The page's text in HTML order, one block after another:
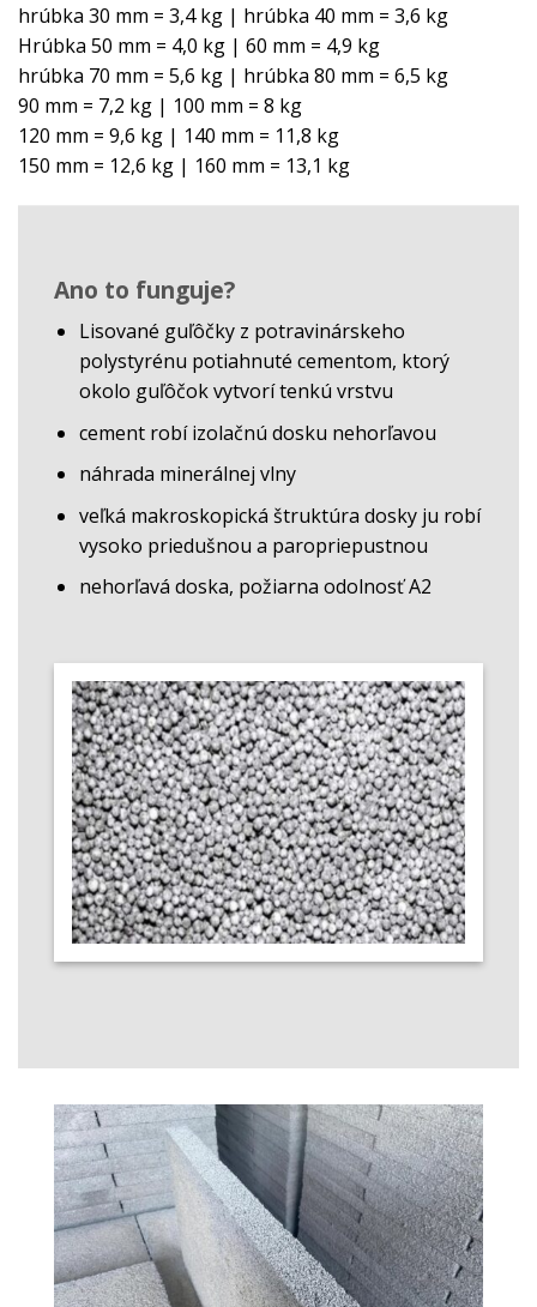
hrúbka 30 mm = 3,4 kg | hrúbka 40 mm = 3,6 kg
Hrúbka 50 mm = 4,0 kg | 60 mm = 4,9 kg
hrúbka 70 mm = 5,6 kg | hrúbka 80 mm = 6,5 kg
90 mm = 7,2 kg | 100 mm = 8 kg
120 mm = 9,6 kg | 140 mm = 11,8 kg
150 mm = 12,6 kg | 160 mm = 13,1 kg
Ano to funguje?
Lisované guľôčky z potravinárskeho
polystyrénu potiahnuté cementom, ktorý
okolo guľôčok vytvorí tenkú vrstvu
cement robí izolačnú dosku nehorľavou
náhrada minerálnej vlny
veľká makroskopická štruktúra dosky ju robí
vysoko priedušnou a paropriepustnou
nehorľavá doska, požiarna odolnosť A2